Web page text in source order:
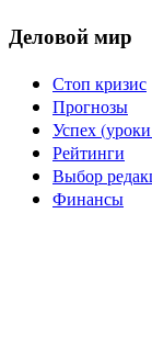
Деловой мир
Стоп кризис
Прогнозы
Успех
Рейтинги
Выбор
Финансы